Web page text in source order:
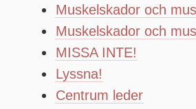
Muskelskador och
Muskelskador och
MISSA INTE!
Lyssna!
Centrum leder